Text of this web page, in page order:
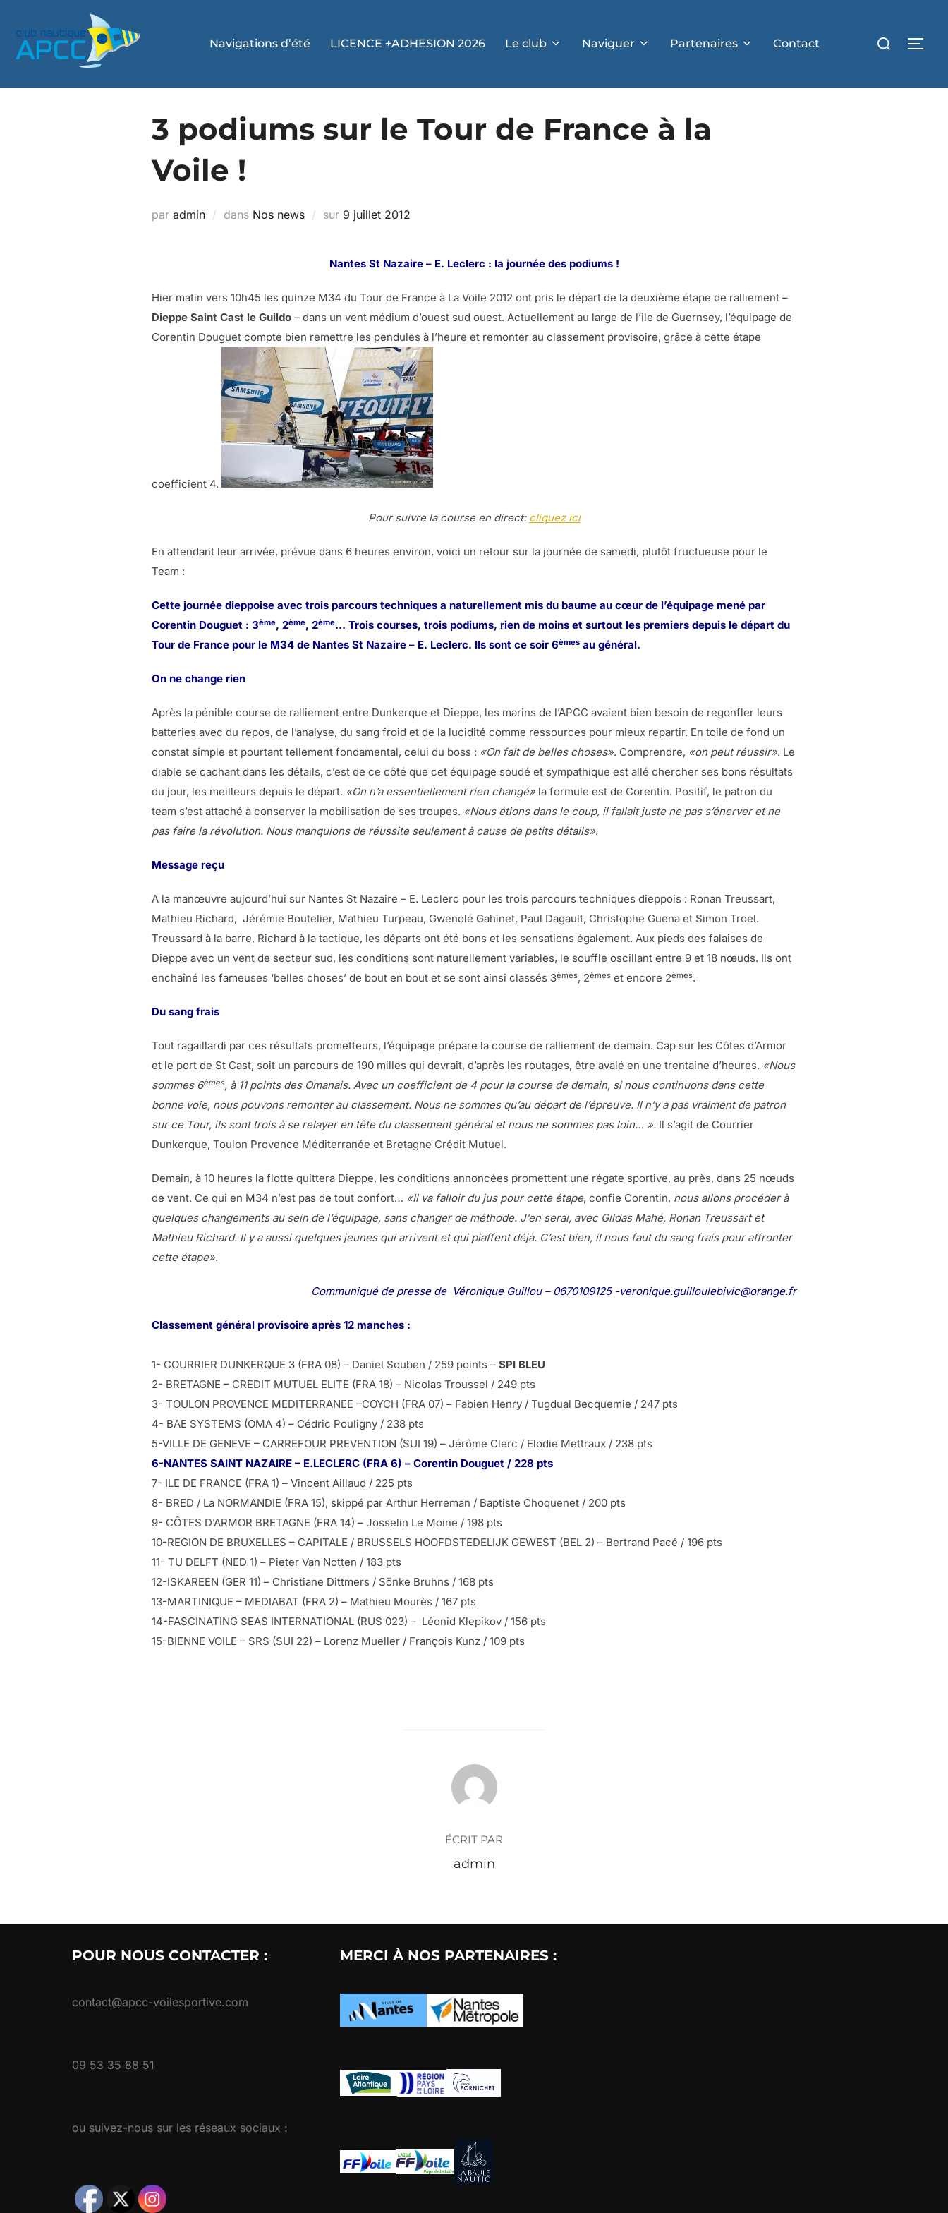
Navigations d’été LICENCE +ADHESION 2026 Le club Naviguer Partenaires Contact
3 podiums sur le Tour de France à la
Voile !
paradmin dans Nos news sur 9 juillet 2012
Nantes St Nazaire – E. Leclerc : la journée des podiums !
Hier matin vers 10h45 les quinze M34 du Tour de France à La Voile 2012 ont pris le départ de la deuxième étape de ralliement –
Dieppe Saint Cast le Guildo – dans un vent médium d’ouest sud ouest. Actuellement au large de l’ile de Guernsey, l’équipage de
Corentin Douguet compte bien remettre les pendules à l’heure et remonter au classement provisoire, grâce à cette étape
coefficient 4.
Pour suivre la course en direct: cliquez ici
En attendant leur arrivée, prévue dans 6 heures environ, voici un retour sur la journée de samedi, plutôt fructueuse pour le
Team :
Cette journée dieppoise avec trois parcours techniques a naturellement mis du baume au cœur de l’équipage mené par
Corentin Douguet : 3ème, 2ème, 2ème… Trois courses, trois podiums, rien de moins et surtout les premiers depuis le départ du
Tour de France pour le M34 de Nantes St Nazaire – E. Leclerc. Ils sont ce soir 6èmes au général.
On ne change rien
Après la pénible course de ralliement entre Dunkerque et Dieppe, les marins de l’APCC avaient bien besoin de regonfler leurs
batteries avec du repos, de l’analyse, du sang froid et de la lucidité comme ressources pour mieux repartir. En toile de fond un
constat simple et pourtant tellement fondamental, celui du boss : «On fait de belles choses». Comprendre, «on peut réussir». Le
diable se cachant dans les détails, c’est de ce côté que cet équipage soudé et sympathique est allé chercher ses bons résultats
du jour, les meilleurs depuis le départ. «On n’a essentiellement rien changé» la formule est de Corentin. Positif, le patron du
team s’est attaché à conserver la mobilisation de ses troupes. «Nous étions dans le coup, il fallait juste ne pas s’énerver et ne
pas faire la révolution. Nous manquions de réussite seulement à cause de petits détails».
Message reçu
A la manœuvre aujourd’hui sur Nantes St Nazaire – E. Leclerc pour les trois parcours techniques dieppois : Ronan Treussart,
Mathieu Richard, Jérémie Boutelier, Mathieu Turpeau, Gwenolé Gahinet, Paul Dagault, Christophe Guena et Simon Troel.
Treussard à la barre, Richard à la tactique, les départs ont été bons et les sensations également. Aux pieds des falaises de
Dieppe avec un vent de secteur sud, les conditions sont naturellement variables, le souffle oscillant entre 9 et 18 nœuds. Ils ont
enchaîné les fameuses ‘belles choses’ de bout en bout et se sont ainsi classés 3èmes, 2èmes et encore 2èmes.
Du sang frais
Tout ragaillardi par ces résultats prometteurs, l’équipage prépare la course de ralliement de demain. Cap sur les Côtes d’Armor
et le port de St Cast, soit un parcours de 190 milles qui devrait, d’après les routages, être avalé en une trentaine d’heures. «Nous
sommes 6èmes, à 11 points des Omanais. Avec un coefficient de 4 pour la course de demain, si nous continuons dans cette
bonne voie, nous pouvons remonter au classement. Nous ne sommes qu’au départ de l’épreuve. Il n’y a pas vraiment de patron
sur ce Tour, ils sont trois à se relayer en tête du classement général et nous ne sommes pas loin… ». Il s’agit de Courrier
Dunkerque, Toulon Provence Méditerranée et Bretagne Crédit Mutuel.
Demain, à 10 heures la flotte quittera Dieppe, les conditions annoncées promettent une régate sportive, au près, dans 25 nœuds
de vent. Ce qui en M34 n’est pas de tout confort… «Il va falloir du jus pour cette étape, confie Corentin, nous allons procéder à
quelques changements au sein de l’équipage, sans changer de méthode. J’en serai, avec Gildas Mahé, Ronan Treussart et
Mathieu Richard. Il y a aussi quelques jeunes qui arrivent et qui piaffent déjà. C’est bien, il nous faut du sang frais pour affronter
cette étape».
Communiqué de presse de Véronique Guillou – 0670109125 -veronique.guilloulebivic@orange.fr
Classement général provisoire après 12 manches :
1- COURRIER DUNKERQUE 3 (FRA 08) – Daniel Souben / 259 points –SPI BLEU
2- BRETAGNE – CREDIT MUTUEL ELITE (FRA 18) – Nicolas Troussel / 249 pts
3- TOULON PROVENCE MEDITERRANEE –COYCH (FRA 07) – Fabien Henry / Tugdual Becquemie / 247 pts
4- BAE SYSTEMS (OMA 4) – Cédric Pouligny / 238 pts
5-VILLE DE GENEVE – CARREFOUR PREVENTION (SUI 19) – Jérôme Clerc / Elodie Mettraux / 238 pts
6-NANTES SAINT NAZAIRE – E.LECLERC (FRA 6) – Corentin Douguet / 228 pts
7- ILE DE FRANCE (FRA 1) – Vincent Aillaud / 225 pts
8- BRED / La NORMANDIE (FRA 15), skippé par Arthur Herreman / Baptiste Choquenet / 200 pts
9- CÔTES D’ARMOR BRETAGNE (FRA 14) – Josselin Le Moine / 198 pts
10-REGION DE BRUXELLES – CAPITALE / BRUSSELS HOOFDSTEDELIJK GEWEST (BEL 2) – Bertrand Pacé / 196 pts
11- TU DELFT (NED 1) – Pieter Van Notten / 183 pts
12-ISKAREEN (GER 11) – Christiane Dittmers / Sönke Bruhns / 168 pts
13-MARTINIQUE – MEDIABAT (FRA 2) – Mathieu Mourès / 167 pts
14-FASCINATING SEAS INTERNATIONAL (RUS 023) – Léonid Klepikov / 156 pts
15-BIENNE VOILE – SRS (SUI 22) – Lorenz Mueller / François Kunz / 109 pts
AUTEUR DE LA PUBLICATION
ÉCRIT PAR
admin
POUR NOUS CONTACTER :
contact@apcc-voilesportive.com
09 53 35 88 51
ou suivez-nous sur les réseaux sociaux :
MERCI À NOS PARTENAIRES :